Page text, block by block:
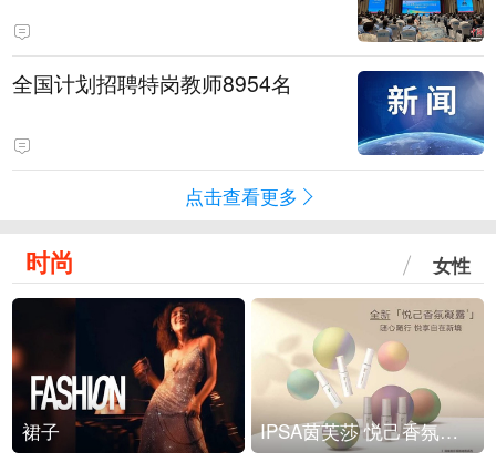
全国计划招聘特岗教师8954名
点击查看更多
时尚 女性
裙子 IPSA茵芙莎 悦己香氛凝露上市